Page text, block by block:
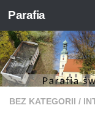
Skip to content
Parafia
BEZ KATEGORII /